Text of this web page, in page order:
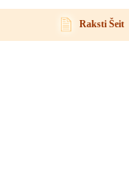
Raksti Šeit